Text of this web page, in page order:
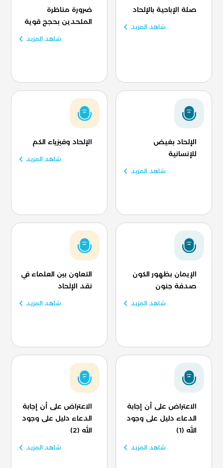
صلة الإباحية بالإلحاد
شاهد المزيد
ضرورة مناظرة
الملحدين بحجج قوية
شاهد المزيد
الإلحاد بغيض
للإنسانية
شاهد المزيد
الإلحاد وفيزياء الكم
شاهد المزيد
الإيمان بظهور الكون
صدفة جنون
شاهد المزيد
التعاون بين العلماء في
نقد الإلحاد
شاهد المزيد
الاعتراض على أن إجابة
الدعاء دليل على وجود
الله (1)
شاهد المزيد
الاعتراض على أن إجابة
الدعاء دليل على وجود
الله (2)
شاهد المزيد